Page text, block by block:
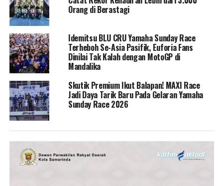
Orang di Berastagi
Idemitsu BLU CRU Yamaha Sunday Race
Terheboh Se-Asia Pasifik, Euforia Fans
Dinilai Tak Kalah dengan MotoGP di
Mandalika
Skutik Premium Ikut Balapan! MAXI Race
Jadi Daya Tarik Baru Pada Gelaran Yamaha
Sunday Race 2026